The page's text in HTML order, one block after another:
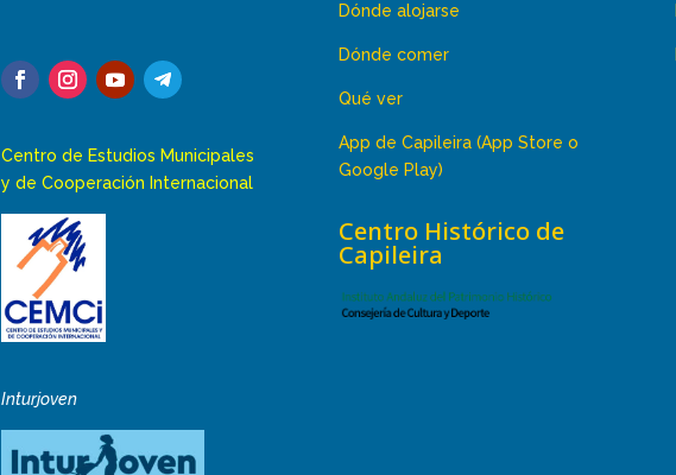
Centro de Estudios Municipales
y de Cooperación Internacional
Inturjoven
Dónde alojarse
Dónde comer
Qué ver
App de Capileira (App Store o
Google Play)
Centro Histórico de
Capileira